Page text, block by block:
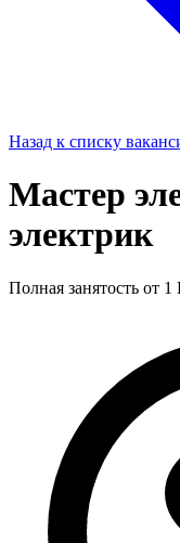
Назад к списку
Мастер
электрик
Полная занятость от 1